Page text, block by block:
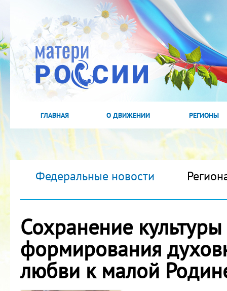
ГЛАВНАЯ О ДВИЖЕНИИ РЕГИОНЫ
Федеральные новости
Сохранение
формирования
любви к малой